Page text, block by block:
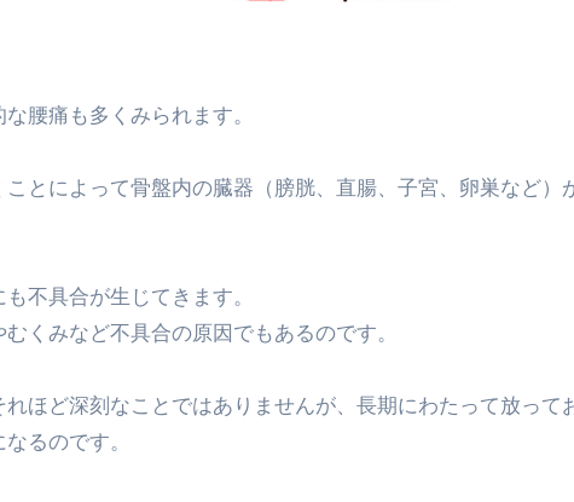
腰痛も多くみられます。
とによって骨盤内の臓器（膀胱、直腸、子宮、卵巣など）
不具合が生じてきます。
くみなど不具合の原因でもあるのです。
ほど深刻なことではありませんが、長期にわたって放って
るのです。